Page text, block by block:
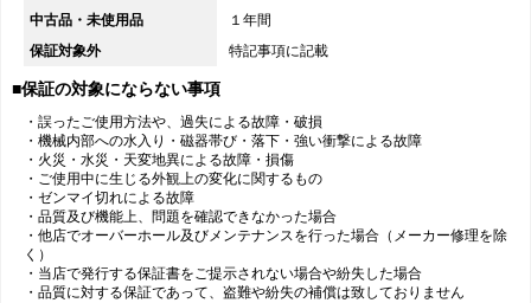
中古品・未使用品
１年間
保証対象外
特記事項に記載
■保証の対象にならない事項
・誤ったご使用方法や、過失による故障・破損
・機械内部への水入り・磁器帯び・落下・強い衝撃による故障
・火災・水災・天変地異による故障・損傷
・ご使用中に生じる外観上の変化に関するもの
・ゼンマイ切れによる故障
・品質及び機能上、問題を確認できなかった場合
・他店でオーバーホール及びメンテナンスを行った場合（メーカー修理を除
く）
・当店で発行する保証書をご提示されない場合や紛失した場合
・品質に対する保証であって、盗難や紛失の補償は致しておりません